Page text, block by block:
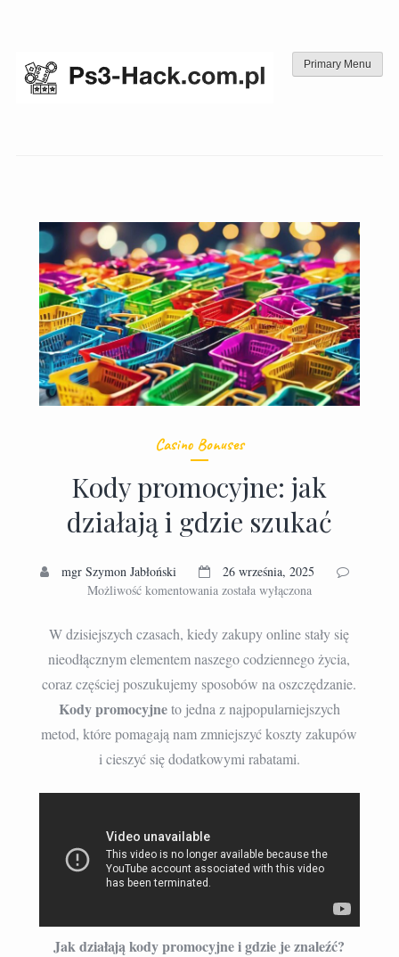
Primary Menu
Casino Bonuses
Kody promocyjne: jak
działają i gdzie szukać
mgr Szymon Jabłoński
26 września, 2025
Możliwość komentowania Kody
jak
działają
i
gdzie
szukać
została wyłączona
W dzisiejszych czasach, kiedy zakupy online stały się
nieodłącznym elementem naszego codziennego życia,
coraz częściej poszukujemy sposobów na oszczędzanie.
Kody promocyjneto jedna z najpopularniejszych
metod, które pomagają nam zmniejszyć koszty zakupów
i cieszyć się dodatkowymi rabatami.
Jak działają kody promocyjne i gdzie je znaleźć?